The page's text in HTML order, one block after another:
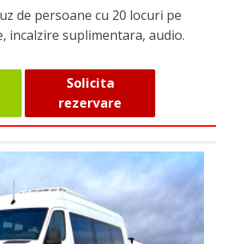
de persoane cu 20 locuri pe
incalzire suplimentara, audio.
Solicita
rezervare